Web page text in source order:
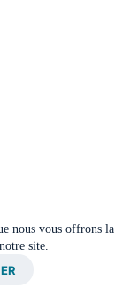
nous vous offrons la
site.